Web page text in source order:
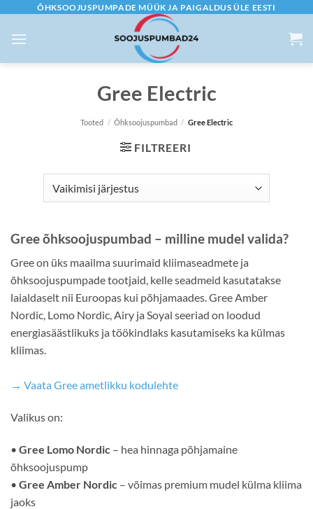
content
ÕHKSOOJUSPUMPADE MÜÜK JA PAIGALDUS ÜLE EESTI
Gree Electric
Tooted / Õhksoojuspumbad / Gree Electric
FILTREERI
Gree õhksoojuspumbad – milline mudel valida?
Gree on üks maailma suurimaid kliimaseadmete ja
õhksoojuspumpade tootjaid, kelle seadmeid kasutatakse
laialdaselt nii Euroopas kui põhjamaades. Gree Amber
Nordic, Lomo Nordic, Airy ja Soyal seeriad on loodud
energiasäästlikuks ja töökindlaks kasutamiseks ka külmas
kliimas.
→ Vaata Gree ametlikku kodulehte
Valikus on:
• Gree Lomo Nordic – hea hinnaga põhjamaine
õhksoojuspump
• Gree Amber Nordic – võimas premium mudel külma kliima
jaoks